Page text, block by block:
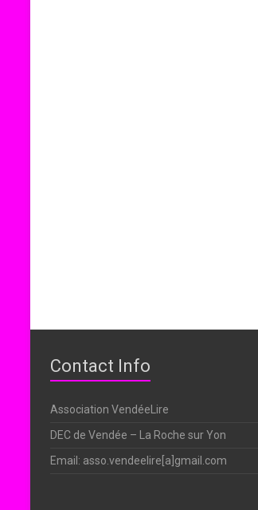
Contact Info
Association VendéeLire
DEC de Vendée – La Roche sur Yon
Email: asso.vendeelire[a]gmail.com